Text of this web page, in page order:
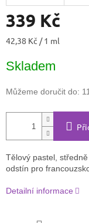
339 Kč
Měrná
42,38 Kč / 1 ml
Skladem
Můžeme doručit do:
Tělový pastel,
odstín pro
Detailní informace